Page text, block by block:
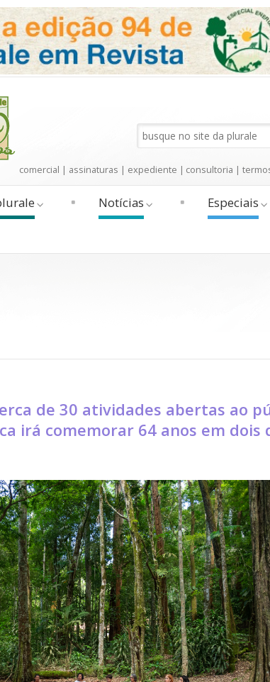
comercial | assinaturas | expediente | consultoria |
Notícias Especiais
de 30 atividades abertas ao
irá comemorar 64 anos em dois